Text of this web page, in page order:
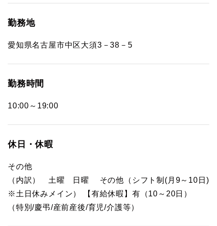
勤務地
愛知県名古屋市中区大須3－38－5
勤務時間
10:00～19:00
休日・休暇
その他
（内訳） 土曜 日曜 その他（シフト制(月9～10日)
※土日休みメイン） 【有給休暇】有（10～20日）
（特別/慶弔/産前産後/育児/介護等）